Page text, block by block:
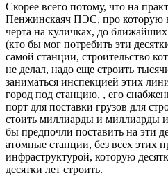
Скорее всего потому, что на
Пенжинскаяч ПЭС, про которую
черта на куличках, до
(кто бы мог потребить эти
самой станции, строительство
не делал, надо еще строить
заниматься инспекцией этих
город под станцию, , его
порт для поставки грузов для
стоить миллиарды и миллиарды
бы предпочли поставить на эти
атомные станции, без всех этих
инфраструктурой, которую
десятки лет строить.